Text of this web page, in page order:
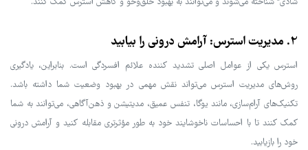
2. مدیریت استرس: آرامش درونی را بیابید
استرس یکی از عوامل اصلی تشدید کننده علائم افسردگی است. بنابراین، یادگیری
روش‌های مدیریت استرس می‌تواند نقش مهمی در بهبود وضعیت شما داشته باشد.
تکنیک‌های آرام‌سازی، مانند یوگا، تنفس عمیق، مدیتیشن و ذهن‌آگاهی، می‌توانند به شما
کمک کنند تا با احساسات ناخوشایند خود به طور مؤثرتری مقابله کنید و آرامش درونی
خود را بازیابید.